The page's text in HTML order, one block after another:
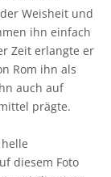
Weisheit und
ihn einfach
Zeit erlangte er
Rom ihn als
auch auf
prägte.
diesem Foto